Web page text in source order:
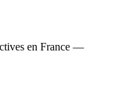
en France —